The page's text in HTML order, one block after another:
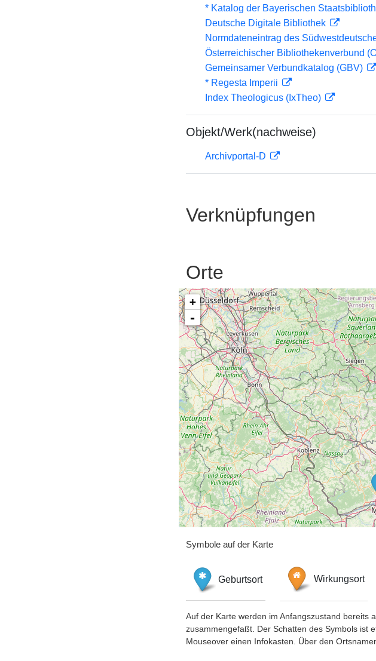
* Katalog der Bayerischen
Deutsche Digitale Bibliothek
Normdateneintrag des
Österreichischer Bibliothekenverbund
Gemeinsamer Verbundkatalog (GBV)
* Regesta Imperii
Index Theologicus (IxTheo)
Objekt/Werk(nachweise)
Archivportal-D
Verknüpfungen
Orte
+
-
Symbole auf der Karte
Geburtsort Wirkungsort
Auf der Karte werden im Anfangszustand bereits
zusammengefaßt. Der Schatten des Symbols ist
Mouseover einen Infokasten. Über den